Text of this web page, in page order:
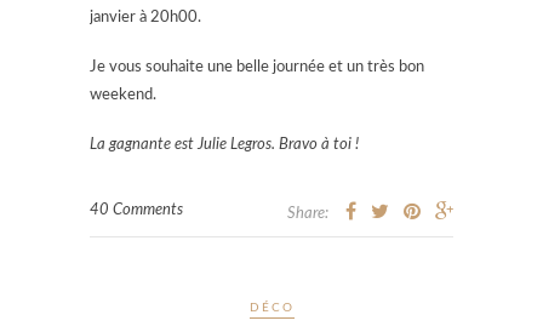
janvier à 20h00.
Je vous souhaite une belle journée et un très bon
weekend.
La gagnante est Julie Legros. Bravo à toi !
40 Comments Share:
DÉCO